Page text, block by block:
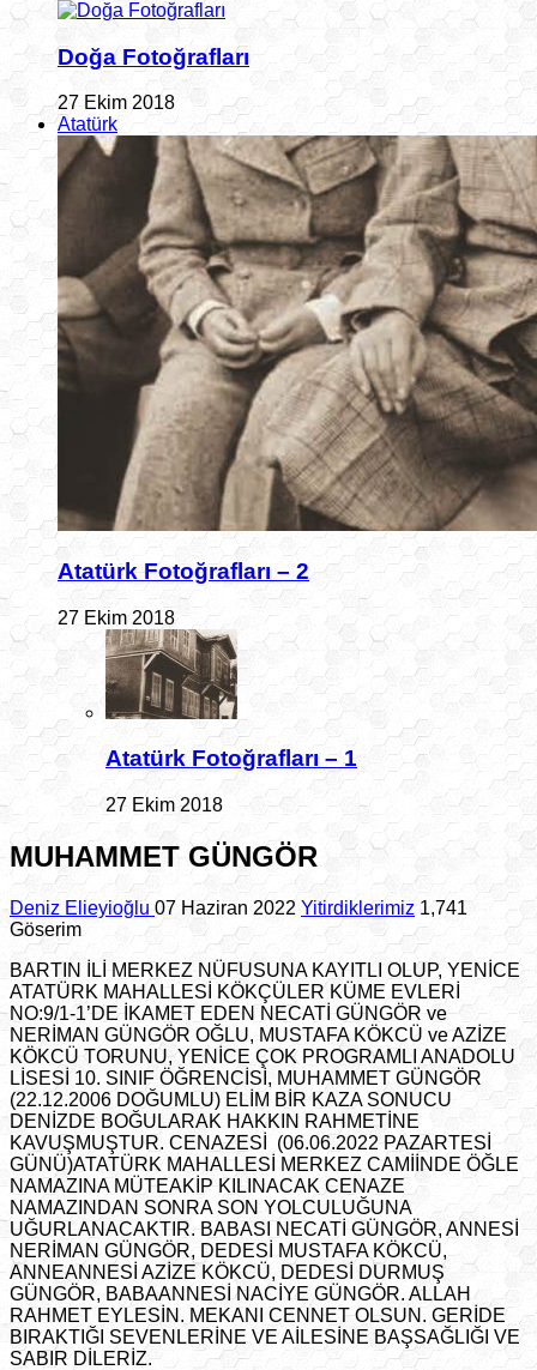
Doğa Fotoğrafları
27 Ekim 2018
Atatürk
Atatürk Fotoğrafları – 2
27 Ekim 2018
Atatürk Fotoğrafları – 1
27 Ekim 2018
MUHAMMET GÜNGÖR
Deniz Elieyioğlu 07 Haziran 2022 Yitirdiklerimiz 1,741
Göserim
BARTIN İLİ MERKEZ NÜFUSUNA KAYITLI OLUP, YENİCE
ATATÜRK MAHALLESİ KÖKÇÜLER KÜME EVLERİ
NO:9/1-1’DE İKAMET EDEN NECATİ GÜNGÖR ve
NERİMAN GÜNGÖR OĞLU, MUSTAFA KÖKCÜ ve AZİZE
KÖKCÜ TORUNU, YENİCE ÇOK PROGRAMLI ANADOLU
LİSESİ 10. SINIF ÖĞRENCİSİ, MUHAMMET GÜNGÖR
(22.12.2006 DOĞUMLU) ELİM BİR KAZA SONUCU
DENİZDE BOĞULARAK HAKKIN RAHMETİNE
KAVUŞMUŞTUR. CENAZESİ (06.06.2022 PAZARTESİ
GÜNÜ)ATATÜRK MAHALLESİ MERKEZ CAMİİNDE ÖĞLE
NAMAZINA MÜTEAKİP KILINACAK CENAZE
NAMAZINDAN SONRA SON YOLCULUĞUNA
UĞURLANACAKTIR. BABASI NECATİ GÜNGÖR, ANNESİ
NERİMAN GÜNGÖR, DEDESİ MUSTAFA KÖKCÜ,
ANNEANNESİ AZİZE KÖKCÜ, DEDESİ DURMUŞ
GÜNGÖR, BABAANNESİ NACİYE GÜNGÖR. ALLAH
RAHMET EYLESİN. MEKANI CENNET OLSUN. GERİDE
BIRAKTIĞI SEVENLERİNE VE AİLESİNE BAŞSAĞLIĞI VE
SABIR DİLERİZ.